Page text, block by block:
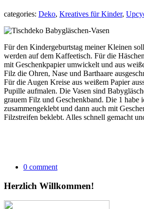
categories: Deko, Kreatives für Kinder,
Für den Kindergeburtstag meiner Kleinen
werden auf dem Kaffeetisch. Für die
mit Geschenkpapier umwickelt und aus
Filz die Ohren, Nase und Barthaare
Für die Augen Kreise aus weißem Papier
Pupille aufmalen. Die Vasen sind
grauem Filz und Geschenkband. Die 1 habe
zusammengeklebt und dann auch mit
Filzstreifen beklebt. Alles schnell gemacht
0 comment
Herzlich Willkommen!